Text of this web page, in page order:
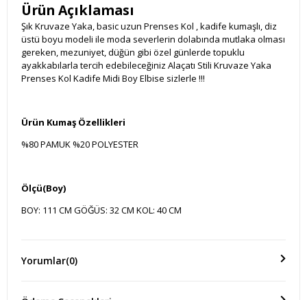
Ürün Açıklaması
Şık Kruvaze Yaka, basic uzun Prenses Kol , kadife kumaşlı, diz
üstü boyu modeli ile moda severlerin dolabında mutlaka olması
gereken, mezuniyet, düğün gibi özel günlerde topuklu
ayakkabılarla tercih edebileceğiniz Alaçatı Stili Kruvaze Yaka
Prenses Kol Kadife Midi Boy Elbise sizlerle !!!
Ürün Kumaş Özellikleri
%80 PAMUK %20 POLYESTER
Ölçü(Boy)
BOY: 111 CM GÖĞÜS: 32 CM KOL: 40 CM
Yorumlar(0)